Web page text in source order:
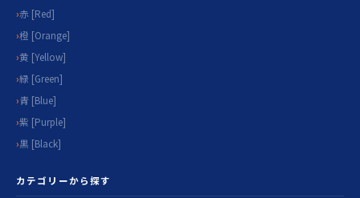
赤 [Red]
橙 [Orange]
黄 [Yellow]
緑 [Green]
青 [Blue]
紫 [Purple]
黒 [Black]
カテゴリーから探す